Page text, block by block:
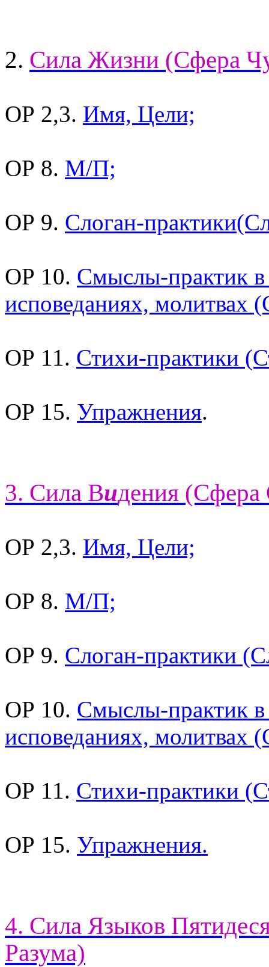
2. Сила Жизни (Сфера
ОР 2,3. Имя, Цели;
ОР 8. М/П;
ОР 9. Слоган-
ОР 10. Смыслы-практик в
исповеданиях,
ОР 11. Стихи-практики
ОР 15. Упражнения.
3. Сила Видения (Сфера
ОР 2,3. Имя, Цели;
ОР 8. М/П;
ОР 9. Слоган-практики
ОР 10. Смыслы-практик в
исповеданиях,
ОР 11. Стихи-практики
ОР 15. Упражнения.
4. Сила Языков
Разума)